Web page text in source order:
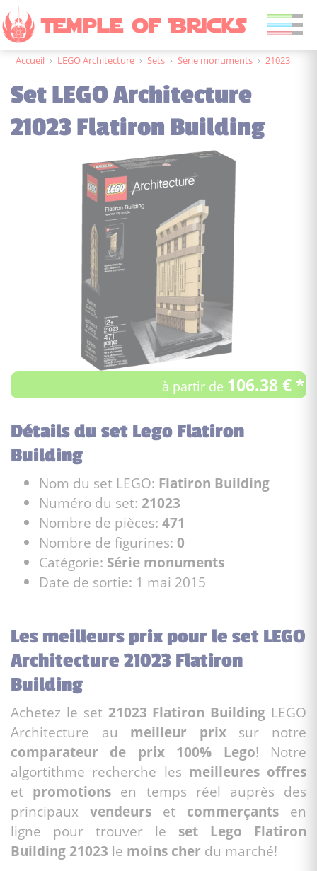
Accueil › LEGO Architecture › Sets › Série monuments › 21023
Set LEGO Architecture
21023 Flatiron Building
à partir de 106.38 € *
Détails du set Lego Flatiron
Building
Nom du set LEGO: Flatiron Building
Numéro du set: 21023
Nombre de pièces: 471
Nombre de figurines: 0
Catégorie: Série monuments
Date de sortie: 1 mai 2015
Les meilleurs prix pour le set LEGO
Architecture 21023 Flatiron
Building
Achetez le set 21023 Flatiron Building LEGO
Architecture au meilleur prixsur notre
comparateur de prix 100% Lego! Notre
algortithme recherche les meilleures offres
et promotions en temps réel auprès des
principaux vendeurs et commerçants en
ligne pour trouver le set Lego Flatiron
Building 21023 le moins cher du marché!